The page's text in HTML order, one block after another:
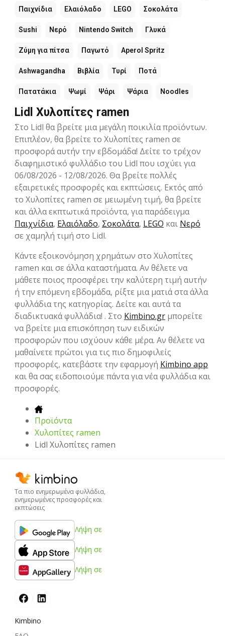
Παιχνίδια Ελαιόλαδο LEGO Σοκολάτα
Sushi Νερό Nintendo Switch Γλυκά
Ζύμη για πίτσα Παγωτό Aperol Spritz
Ashwagandha Βιβλία Τυρί Ποτά
Πατατάκια Ψωμί Ψάρι Ψάρια Noodles
Lidl Χυλοπίτες ramen
Στο Lidl θα βρείτε μια μεγάλη ποικιλία προϊόντων.
Επιπλέον, θα βρείτε το Χυλοπίτες ramen σε
προσφορά αυτήν την εβδομάδα! Δείτε το τρέχον
διαφημιστικό φυλλάδιο του Lidl που ισχύει για
06/08/2026 - 12/08/2026. Θα βρείτε πολλές
εξαιρετικές προσφορές και εκπτώσεις. Εκτός από
το Χυλοπίτες ramen σε μειωμένη τιμή, θα βρείτε
και άλλα εκπτωτικά προϊόντα, για παράδειγμα
Παιχνίδια, Ελαιόλαδο, Σοκολάτα, LEGO και Νερό
σε χαμηλή τιμή στο Lidl.
Κάντε εξοικονόμηση χρημάτων στο Χυλοπίτες
ramen και σε άλλα καταστήματα. Αν θέλετε να
μάθετε ποιος προσφέρει την καλύτερη τιμή αυτήν
ή την επόμενη εβδομάδα, ρίξτε μια ματιά στα άλλα
φυλλάδια της κατηγορίας. Δείτε και αυτά τα
διαδικτυακά φυλλάδια! . Στο Kimbino.gr μπορείτε
να βρείτε μια επισκόπηση των ειδικών
προσφορών που ισχύουν κάθε μέρα. Αν θέλετε να
μαθαίνετε πρώτοι για τις πιο δημοφιλείς
προσφορές, κατεβάστε την εφαρμογή Kimbino app
και θα σας ειδοποιούμε πάντα για νέα φυλλάδια και
προσφορές.
Προϊόντα
Χυλοπίτες ramen
Lidl Χυλοπίτες ramen
Τα πιο ενημερωμένα φυλλάδια,
ενημερωμένες προσφορές και
εκπτώσεις
Λήψη σε
Λήψη σε
Λήψη σε
Kimbino